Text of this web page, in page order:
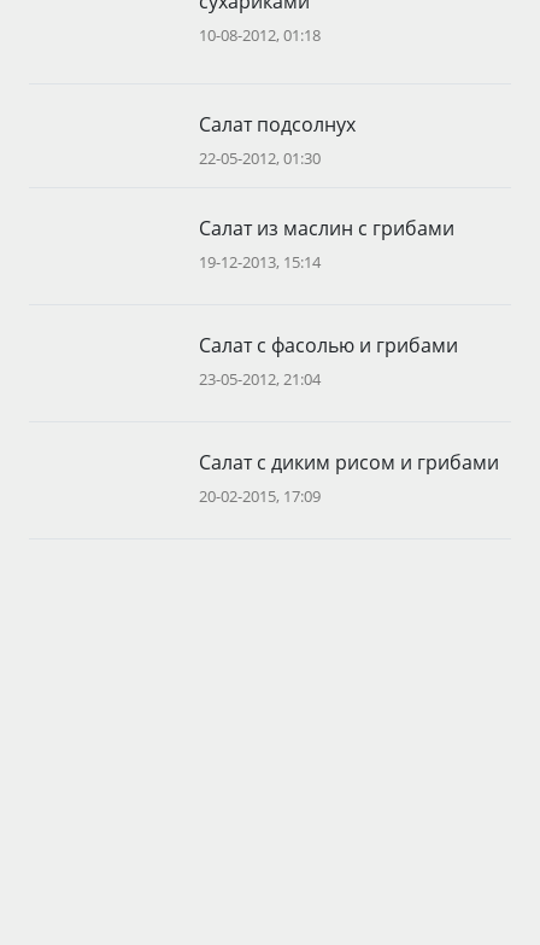
10-08-2012, 01:18
Салат подсолнух
22-05-2012, 01:30
Салат из маслин с грибами
19-12-2013, 15:14
Салат с фасолью и грибами
23-05-2012, 21:04
Салат с диким рисом и грибами
20-02-2015, 17:09